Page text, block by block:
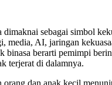
sebagai simbol
media, AI, jaringan
binasa berarti pemimpi
terjerat di dalamnya.
orang dan anak kecil